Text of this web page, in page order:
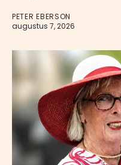
PETER EBERSON
augustus 7, 2026